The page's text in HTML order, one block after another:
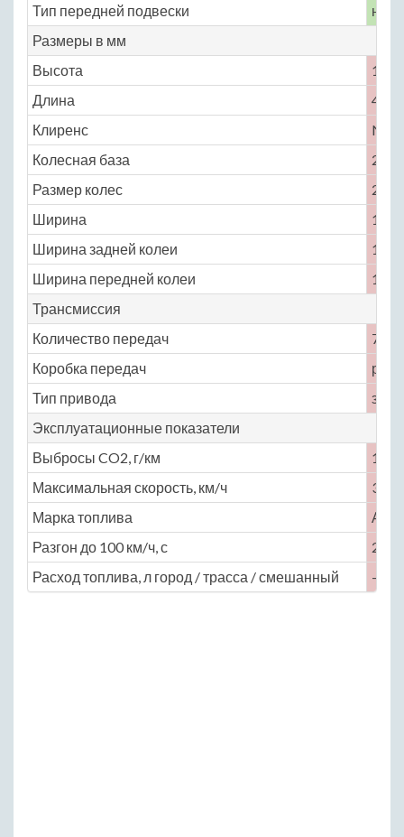
Тип передней подвески
Размеры в мм
Высота
1188
Длина
4588
Клиренс
No
Колесная база
2670
Размер колес
245
Ширина
1946
Ширина задней колеи
1603
Ширина передней колеи
1659
Трансмиссия
Количество передач
7
Коробка передач
Тип привода
Эксплуатационные показатели
Выбросы CO2, г/км
194
Максимальная скорость, км/ч
350
Марка топлива
АИ-
Разгон до 100 км/ч, с
2.8
Расход топлива, л город / трасса / смешанный
— /